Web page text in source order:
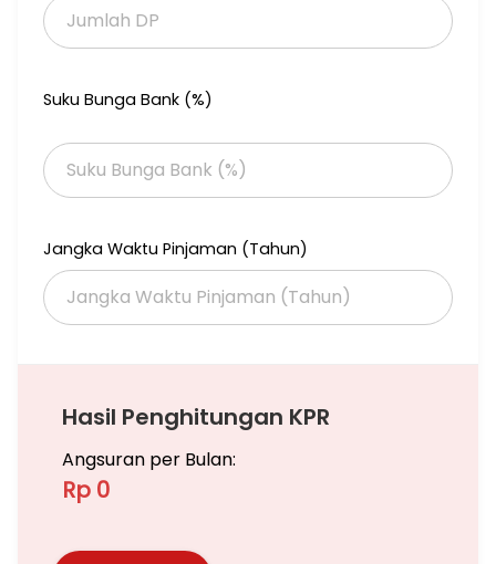
Suku Bunga Bank (%)
Jangka Waktu Pinjaman (Tahun)
Hasil Penghitungan KPR
Angsuran per Bulan:
Rp 0